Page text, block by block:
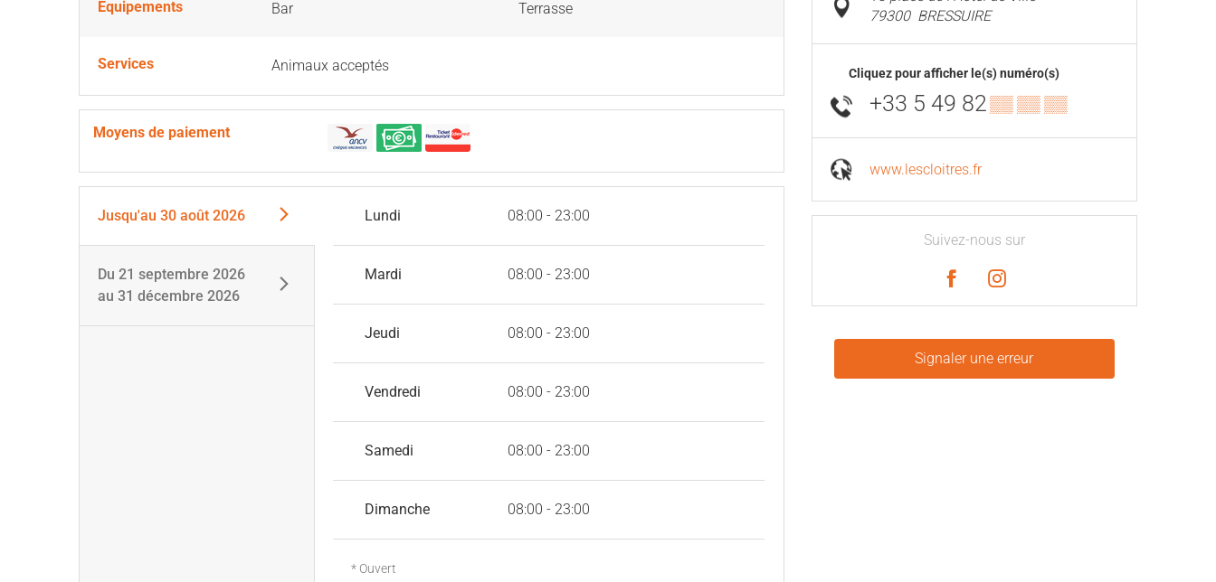
Equipements Bar Terrasse
Services Animaux acceptés
Moyens de paiement
Jusqu'au 30 août 2026
Du 21 septembre 2026
au 31 décembre 2026
Lundi 08:00 - 23:00
Mardi 08:00 - 23:00
Jeudi 08:00 - 23:00
Vendredi 08:00 - 23:00
Samedi 08:00 - 23:00
Dimanche 08:00 - 23:00
* Ouvert
79300 BRESSUIRE
Cliquez pour afficher le(s) numéro(s)
+33 5 49 82▒▒ ▒▒ ▒▒
www.lescloitres.fr
Suivez-nous sur
Signaler une erreur